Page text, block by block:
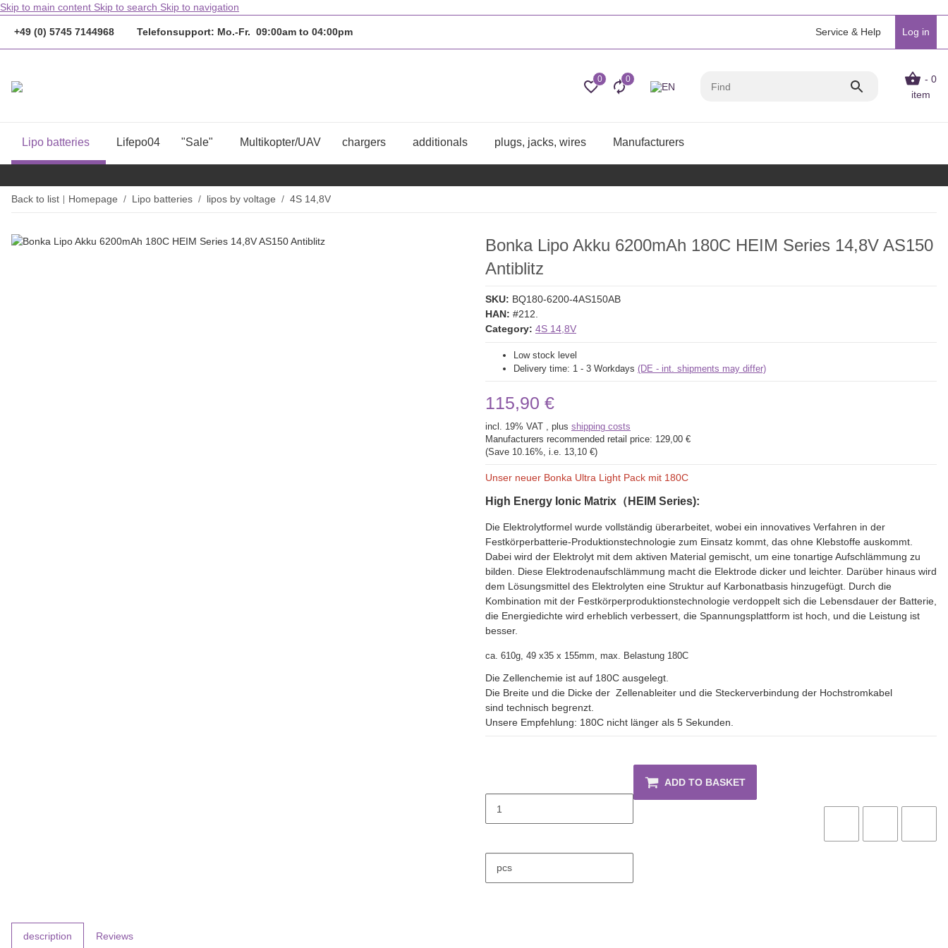
Skip to main content Skip to search Skip to navigation
+49 (0) 5745 7144968 Telefonsupport: Mo.-Fr. 09:00am to 04:00pm Service & Help Log in
0 0
- 0
item
Lipo batteries Lifepo04 "Sale" Multikopter/UAV chargers additionals plugs, jacks, wires Manufacturers
Back to list Homepage Lipo batteries lipos by voltage 4S 14,8V
Bonka Lipo Akku 6200mAh 180C HEIM Series 14,8V AS150
Antiblitz
SKU: BQ180-6200-4AS150AB
HAN: #212.
Category: 4S 14,8V
Low stock level
Delivery time: 1 - 3 Workdays (DE - int. shipments may differ)
115,90 €
incl. 19% VAT , plus shipping costs
Manufacturers recommended retail price: 129,00 €
(Save 10.16%, i.e. 13,10 €)
Unser neuer Bonka Ultra Light Pack mit 180C
High Energy Ionic Matrix （ HEIM Series):
Die Elektrolytformel wurde vollständig überarbeitet, wobei ein innovatives Verfahren in der
Festkörperbatterie-Produktionstechnologie zum Einsatz kommt, das ohne Klebstoffe auskommt.
Dabei wird der Elektrolyt mit dem aktiven Material gemischt, um eine tonartige Aufschlämmung zu
bilden. Diese Elektrodenaufschlämmung macht die Elektrode dicker und leichter. Darüber hinaus wird
dem Lösungsmittel des Elektrolyten eine Struktur auf Karbonatbasis hinzugefügt. Durch die
Kombination mit der Festkörperproduktionstechnologie verdoppelt sich die Lebensdauer der Batterie,
die Energiedichte wird erheblich verbessert, die Spannungsplattform ist hoch, und die Leistung ist
besser.
ca. 610g, 49 x35 x 155mm, max. Belastung 180C
Die Zellenchemie ist auf 180C ausgelegt.
Die Breite und die Dicke der Zellenableiter und die Steckerverbindung der Hochstromkabel
sind technisch begrenzt.
Unsere Empfehlung: 180C nicht länger als 5 Sekunden.
pcs
ADD TO BASKET
description Reviews